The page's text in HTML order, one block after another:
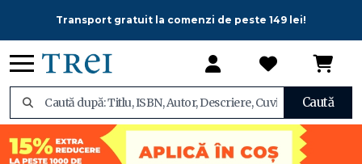
Transport gratuit la comenzi de peste 149 lei!
Caută